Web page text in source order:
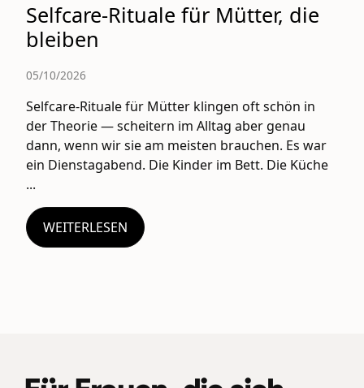
Selfcare-Rituale für Mütter, die
bleiben
05/10/2026
Selfcare-Rituale für Mütter klingen oft schön in
der Theorie — scheitern im Alltag aber genau
dann, wenn wir sie am meisten brauchen. Es war
ein Dienstagabend. Die Kinder im Bett. Die Küche
...
WEITERLESEN